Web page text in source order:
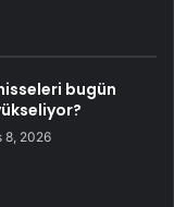
bugün
8, 2026